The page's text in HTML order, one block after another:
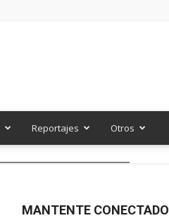
Reportajes Otros
MANTENTE CONECTADO